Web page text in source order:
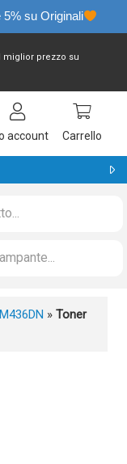
su Originali
miglior prezzo su
account Carrello
» Toner